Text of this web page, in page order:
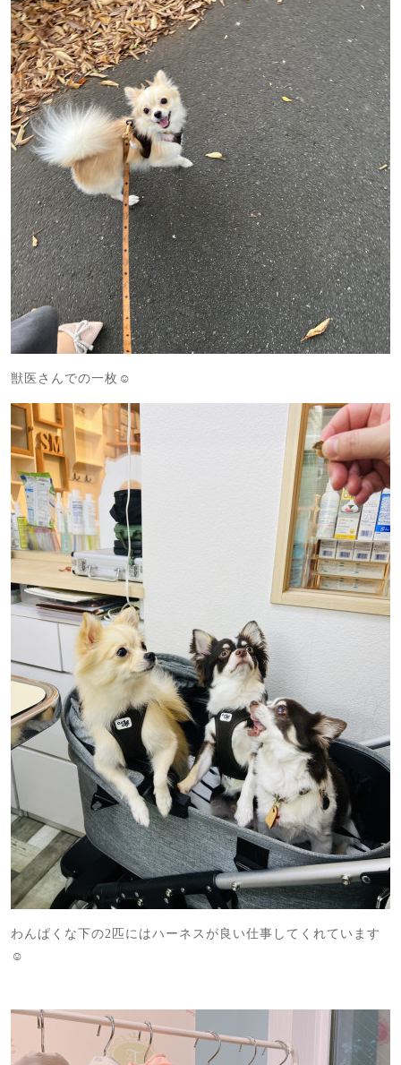
獣医さんでの一枚☺️
わんぱくな下の2匹にはハーネスが良い仕事してくれています
☺️